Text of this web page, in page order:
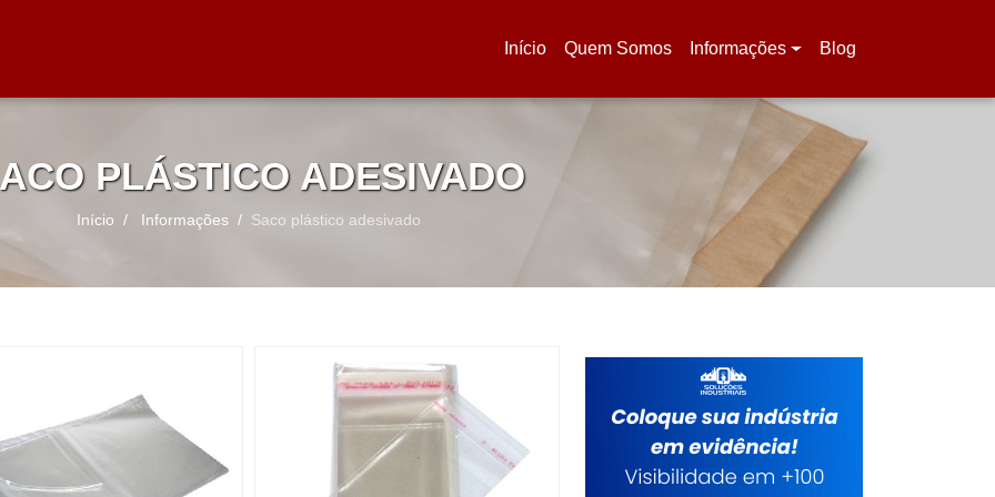
Início
(current)
Quem Somos Informações Blog
PLÁSTICO ADESIVADO
Início Informações Saco plástico adesivado